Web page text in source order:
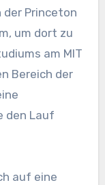
Princeton
um dort zu
am MIT
Bereich der
den Lauf
auf eine